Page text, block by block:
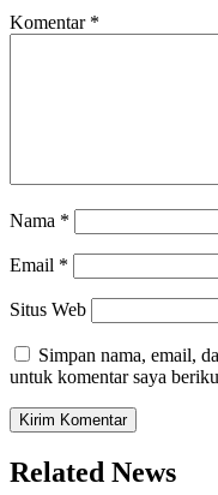
Komentar *
Nama *
Email *
Situs Web
Simpan nama, email,
untuk komentar saya
Related News